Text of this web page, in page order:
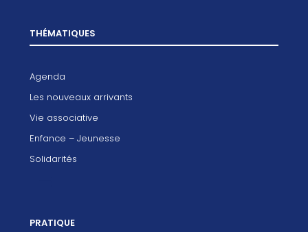
THÉMATIQUES
Agenda
Les nouveaux arrivants
Vie associative
Enfance – Jeunesse
Solidarités
PRATIQUE